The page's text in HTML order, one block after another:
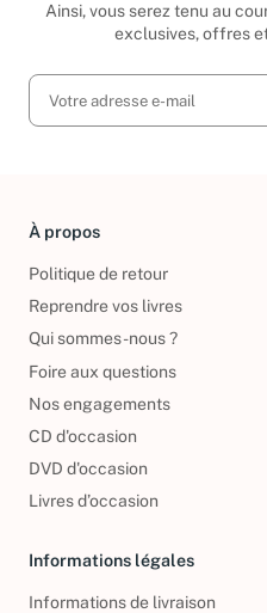
Ainsi, vous serez tenu au
exclusives, offres
À propos
Politique de retour
Reprendre vos livres
Qui sommes-nous ?
Foire aux questions
Nos engagements
CD d'occasion
DVD d'occasion
Livres d’occasion
Informations légales
Informations de livraison